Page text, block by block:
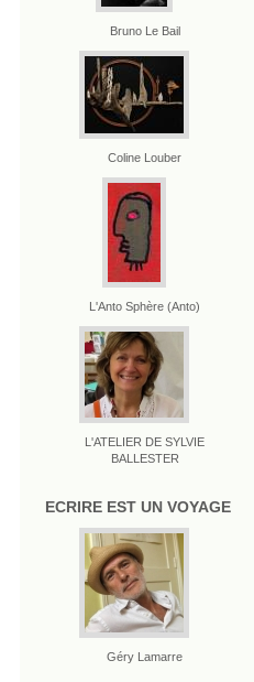
Bruno Le Bail
Coline Louber
L'Anto Sphère (Anto)
L'ATELIER DE SYLVIE
BALLESTER
ECRIRE EST UN VOYAGE
Géry Lamarre